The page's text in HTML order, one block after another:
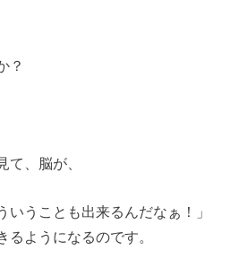
？
て、脳が、
いうことも出来るんだなぁ！」
るようになるのです。